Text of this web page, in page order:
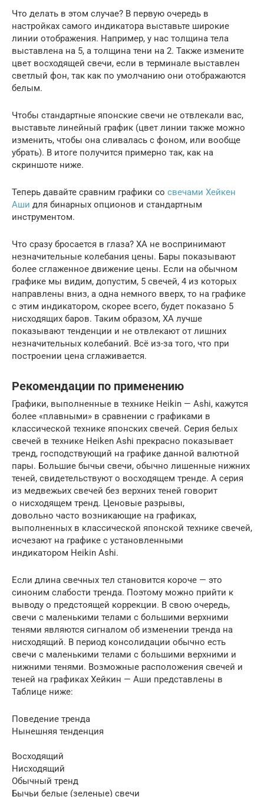
Что делать в этом случае? В первую очередь в
настройках самого индикатора выставьте широкие
линии отображения. Например, у нас толщина тела
выставлена на 5, а толщина тени на 2. Также измените
цвет восходящей свечи, если в терминале выставлен
светлый фон, так как по умолчанию они отображаются
белым.
Чтобы стандартные японские свечи не отвлекали вас,
выставьте линейный график (цвет линии также можно
изменить, чтобы она сливалась с фоном, или вообще
убрать). В итоге получится примерно так, как на
скриншоте ниже.
Теперь давайте сравним графики со свечами Хейкен
Аши для бинарных опционов и стандартным
инструментом.
Что сразу бросается в глаза? ХА не воспринимают
незначительные колебания цены. Бары показывают
более сглаженное движение цены. Если на обычном
графике мы видим, допустим, 5 свечей, 4 из которых
направлены вниз, а одна немного вверх, то на графике
с этим индикатором, скорее всего, будет показано 5
нисходящих баров. Таким образом, ХА лучше
показывают тенденции и не отвлекают от лишних
незначительных колебаний. Всё из-за того, что при
построении цена сглаживается.
Рекомендации по применению
Графики, выполненные в технике Heikin — Ashi, кажутся
более «плавными» в сравнении с графиками в
классической технике японских свечей. Серия белых
свечей в технике Heiken Ashi прекрасно показывает
тренд, господствующий на графике данной валютной
пары. Большие бычьи свечи, обычно лишенные нижних
теней, свидетельствуют о восходящем тренде. А серия
из медвежьих свечей без верхних теней говорит
о нисходящем тренд. Ценовые разрывы,
довольно часто возникающие на графиках,
выполненных в классической японской технике свечей,
исчезают на графике с установленными
индикатором Heikin Ashi.
Если длина свечных тел становится короче — это
синоним слабости тренда. Поэтому можно прийти к
выводу о предстоящей коррекции. В свою очередь,
свечи с маленькими телами с большими верхними
тенями являются сигналом об изменении тренда на
нисходящий. В период консолидации обычно есть
свечи с маленькими телами с большими верхними и
нижними тенями. Возможные расположения свечей и
теней на графиках Хейкин — Аши представлены в
Таблице ниже:
Поведение тренда
Нынешняя тенденция
Восходящий
Нисходящий
Обычный тренд
Бычьи белые (зеленые) свечи